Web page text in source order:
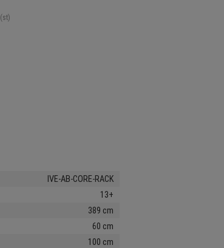
st
IVE-AB-CORE-RACK
13+
389 cm
60 cm
100 cm